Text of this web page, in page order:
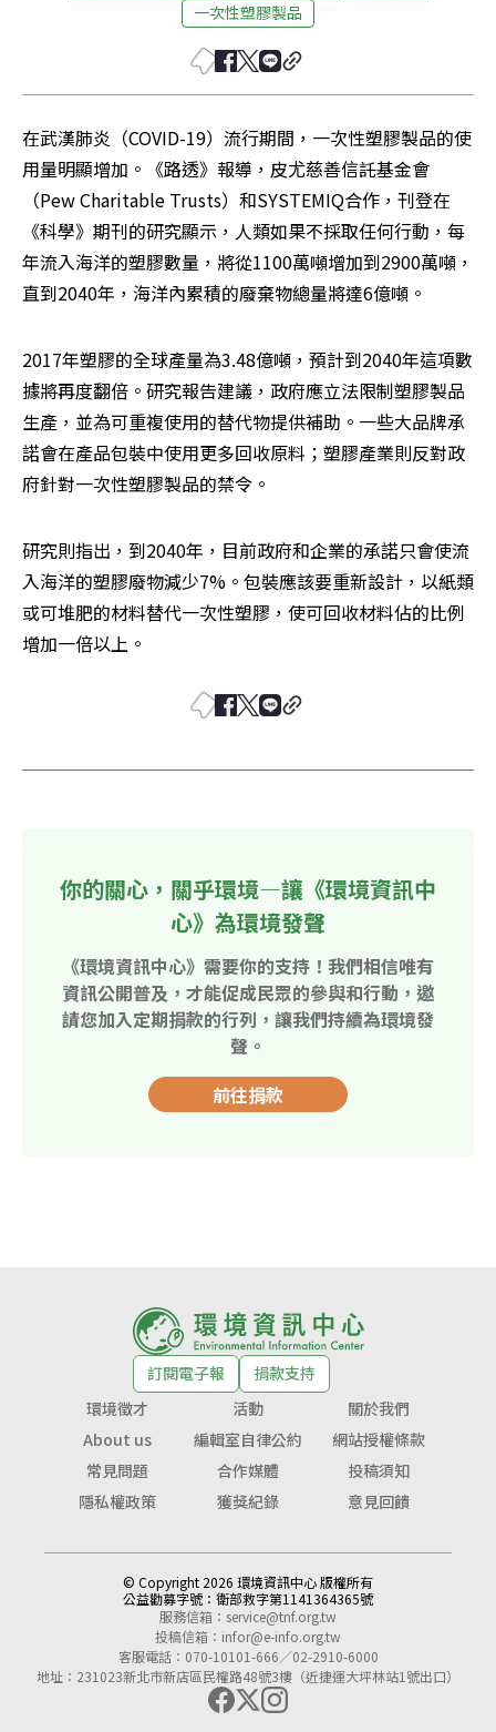
一次性塑膠製品
在武漢肺炎（COVID-19）流行期間，一次性塑膠製品的使
用量明顯增加。《路透》報導，皮尤慈善信託基金會
（Pew Charitable Trusts）和SYSTEMIQ合作，刊登在
《科學》期刊的研究顯示，人類如果不採取任何行動，每
年流入海洋的塑膠數量，將從1100萬噸增加到2900萬噸，
直到2040年，海洋內累積的廢棄物總量將達6億噸。
2017年塑膠的全球產量為3.48億噸，預計到2040年這項數
據將再度翻倍。研究報告建議，政府應立法限制塑膠製品
生產，並為可重複使用的替代物提供補助。一些大品牌承
諾會在產品包裝中使用更多回收原料；塑膠產業則反對政
府針對一次性塑膠製品的禁令。
研究則指出，到2040年，目前政府和企業的承諾只會使流
入海洋的塑膠廢物減少7%。包裝應該要重新設計，以紙類
或可堆肥的材料替代一次性塑膠，使可回收材料佔的比例
增加一倍以上。
你的關心，關乎環境—讓《環境資訊中
心》為環境發聲
《環境資訊中心》需要你的支持！我們相信唯有
資訊公開普及，才能促成民眾的參與和行動，邀
請您加入定期捐款的行列，讓我們持續為環境發
聲。
前往捐款
訂閱電子報
捐款支持
環境徵才
活動
關於我們
About us
編輯室自律公約
網站授權條款
常見問題
合作媒體
投稿須知
隱私權政策
獲獎紀錄 意見回饋
© Copyright 2026 環境資訊中心 版權所有
公益勸募字號： 衛部救字第1141364365號
服務信箱： service@tnf.org.tw
投稿信箱： infor@e-info.org.tw
客服電話：070-10101-666／02-2910-6000
地址：231023新北市新店區民權路48號3樓（近捷運大坪林站1號出口）